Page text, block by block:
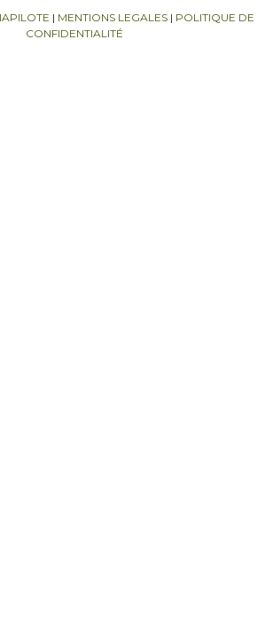
| MENTIONS LEGALES| POLITIQUE DE
CONFIDENTIALITÉ